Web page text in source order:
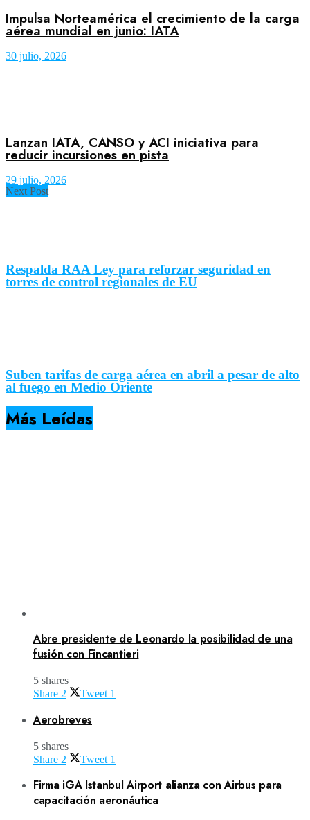
Impulsa Norteamérica el crecimiento de la carga
aérea mundial en junio: IATA
30 julio, 2026
Lanzan IATA, CANSO y ACI iniciativa para
reducir incursiones en pista
29 julio, 2026
Next Post
Respalda RAA Ley para reforzar seguridad en
torres de control regionales de EU
Suben tarifas de carga aérea en abril a pesar de alto
al fuego en Medio Oriente
Más Leídas
Abre presidente de Leonardo la posibilidad de una
fusión con Fincantieri
5 shares
Share 2 Tweet 1
Aerobreves
5 shares
Share 2 Tweet 1
Firma iGA Istanbul Airport alianza con Airbus para
capacitación aeronáutica